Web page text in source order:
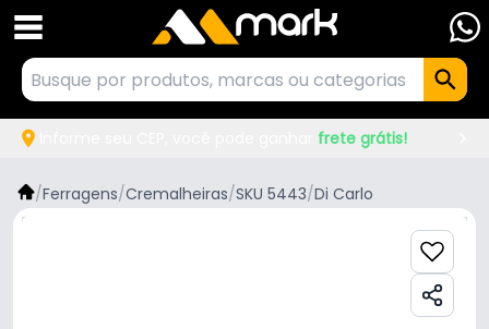
frete grátis!
/Ferragens/Cremalheiras/SKU 5443/Di Carlo